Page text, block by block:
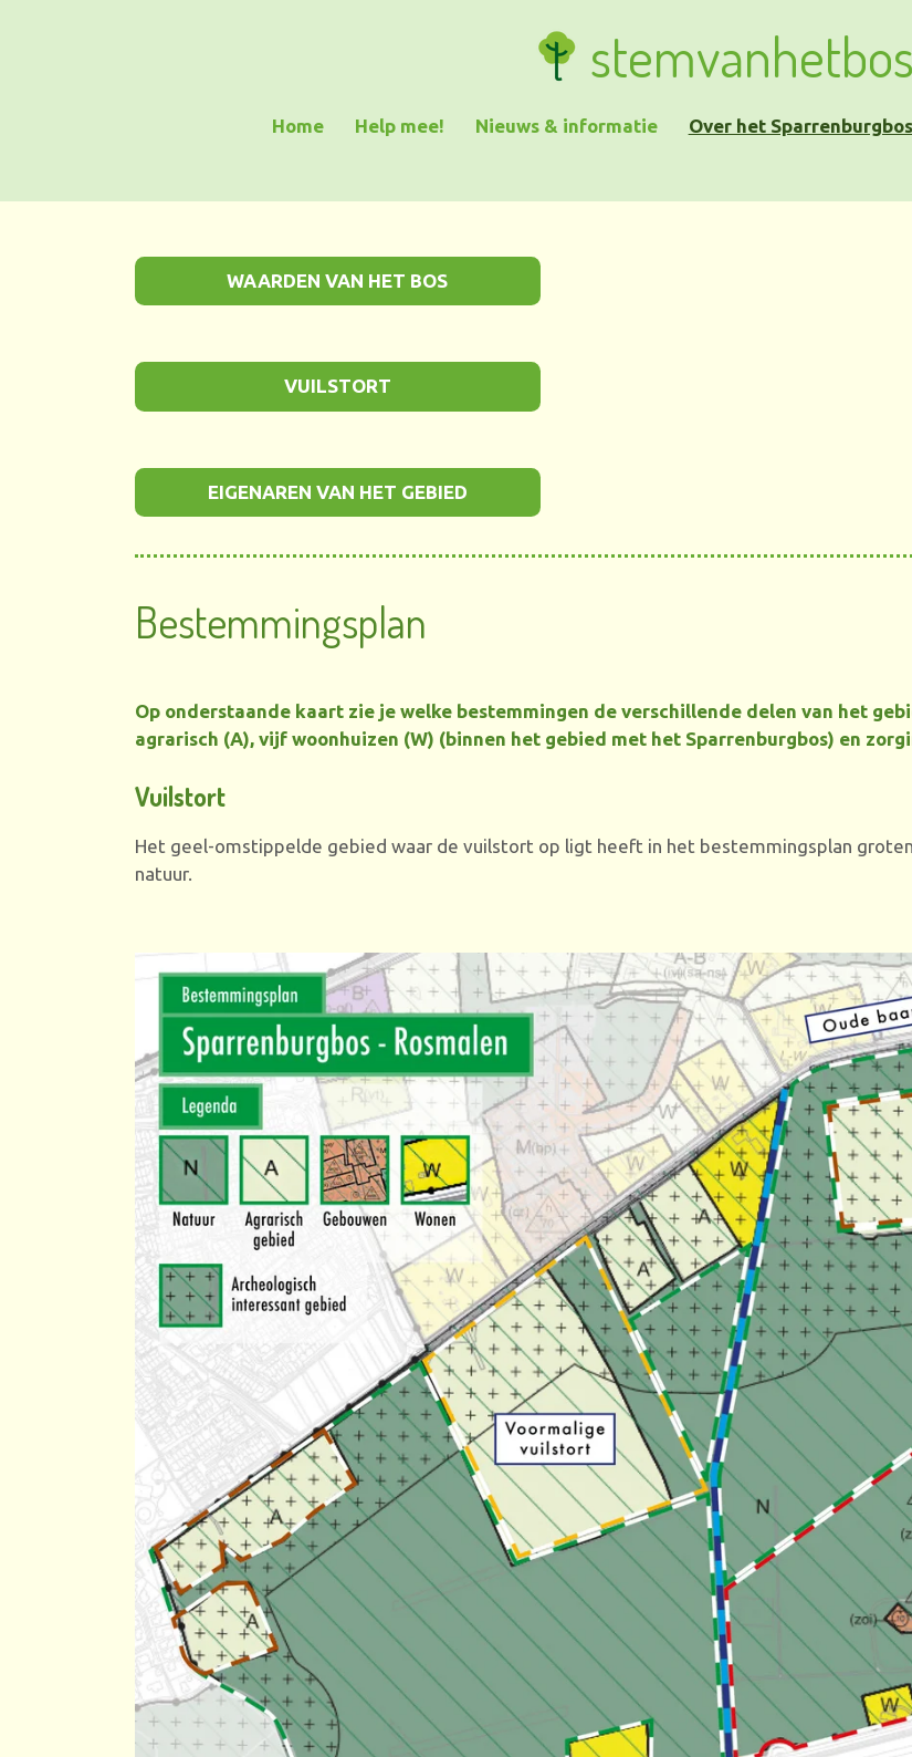
Home Help mee! Nieuws & informatie Over het Sparrenburgbos
WAARDEN VAN HET BOS
VUILSTORT
EIGENAREN VAN HET GEBIED
Bestemmingsplan
Op onderstaande kaart zie je welke bestemmingen de verschillende delen van het
agrarisch (A), vijf woonhuizen (W) (binnen het gebied met het Sparrenburgbos) en
Vuilstort
Het geel-omstippelde gebied waar de vuilstort op ligt heeft in het bestemmingsplan
natuur.